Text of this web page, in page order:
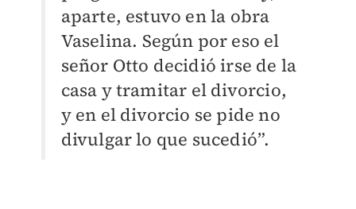
aparte, estuvo en la obra
Vaselina. Según por eso el
señor Otto decidió irse de la
casa y tramitar el divorcio,
y en el divorcio se pide no
divulgar lo que sucedió”.